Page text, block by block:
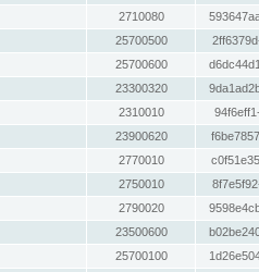
2710080
25700500
25700600
23300320
2310010
23900620
2770010
2750010
2790020
23500600
25700100